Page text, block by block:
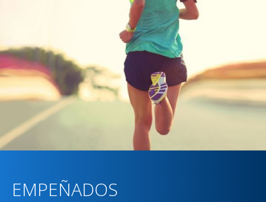
EMPEÑADOS